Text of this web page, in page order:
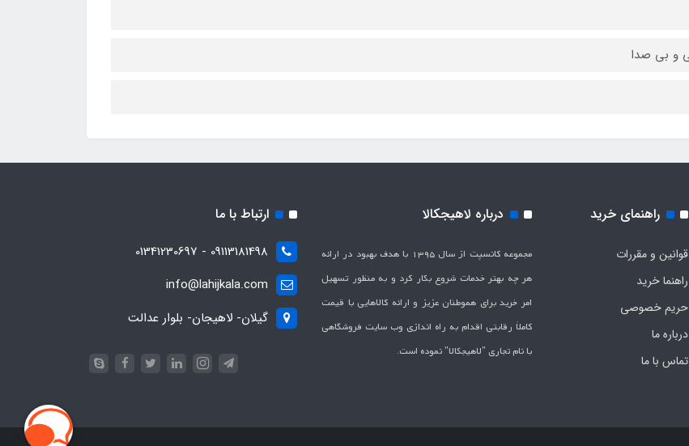
راهنمای خرید
قوانین و مقررات
راهنما خرید
حریم خصوصی
درباره ما
تماس با ما
درباره لاهیجکالا
مجموعه کانسپت از سال 1395 با هدف بهبود در ارائه
هر چه بهتر خدمات شروع بکار کرد و به منظور تسهیل
امر خرید برای هموطنان عزیز و ارائه کالاهایی با قیمت
کاملاَ رقابتی اقدام به راه اندازی وب سایت فروشگاهی
با نام تجاری "لاهیج­کالا" نموده است.
ارتباط با ما
09113181498 - 01341230697
info@lahijkala.com
گیلان- لاهیجان- بلوار عدالت